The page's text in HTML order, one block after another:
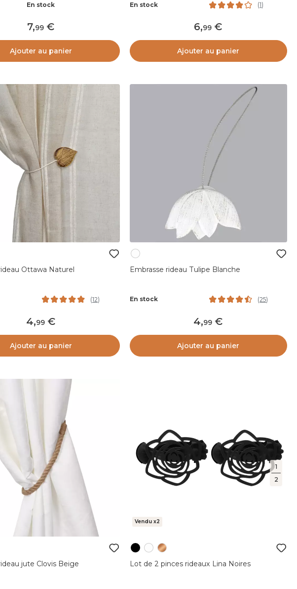
En stock
7,99
Ajouter au panier
En stock (1)
6,99
Ajouter au panier
Ottawa Naturel
(12)
4,99
Ajouter au panier
Embrasse rideau Tulipe Blanche
En stock (25)
4,99
Ajouter au panier
jute Clovis Beige
Vendu x2
Lot de 2 pinces rideaux Lina Noires
1
2